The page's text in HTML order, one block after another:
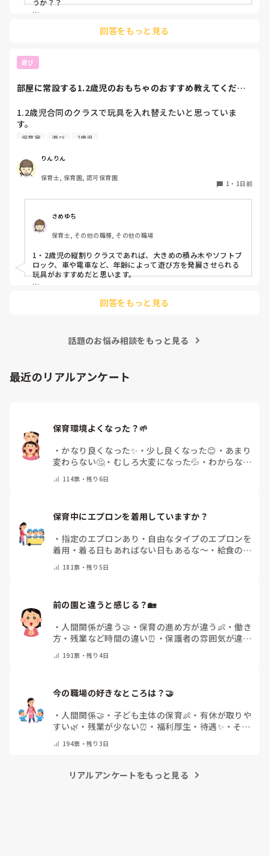
スタートしたら親子で一緒に進み、途中に置いてある好きな食
例えば「おにぎりを買って、おうちまで届けよう！」など、簡
す。
競技の途中にマットやフープを置いて、親子で手をつないで歩
いたり、くぐったりする簡単な動きを入れても楽しそうです。
して終わりにします。
2歳児はまだ勝ち負けを意識することよりも、保護者の方と一
緒に体を動かしたり、ゴールまで頑張った達成感を味わえるこ
とを大切にすると良いと思います。ルールもできるだけシンプ
ルにして、保護者の方が子どものペースに合わせて参加できる
回答をもっと見る
遊び
部屋に常設する1.2歳児のおもちゃのおすすめ教えてくださ
1.2歳児合同のクラスで玩具を入れ替えたいと思っていま
す。
この時期のおすすめがあれば教えてください！
ス屋さんを導入予定。
絵本、パズル、お人形、おんぶ紐や布団は用意し、デュプロ
ブロックからニューブロックに変更予定です😣
保育室 遊び 2歳児
りんりん
保育士, 保育園, 認可保育園
1 ・ 1日前
さめゆち
保育士, その他の職種, その他の職場
1・2歳児の縦割りクラスであれば、大きめの積み木やソフトブ
ロック、車や電車など、年齢によって遊び方を発展させられる
玩具がおすすめだと思います。
遊びを楽しみ、2歳児になると「家や道路を作る」など、イメ
て遊び方を変えられそうですね！
回答をもっと見る
話題のお悩み相談をもっと見る
最近のリアルアンケート
保育環境よくなった？🌱
・ かなり良くなった✨ ・少し良くなった😊 ・ あまり
変わらない🤔 ・ むしろ大変になった💦 ・ わからない
114票・残り6日
保育中にエプロンを着用していますか？
・ 指定のエプロンあり ・ 自由なタイプのエプロンを
着用 ・着る日もあればない日もあるな～ ・ 給食のと
で教えてください)
181票・残り5日
前の園と違うと感じる？🏡
・ 人間関係が違う🤝 ・ 保育の進め方が違う👶 ・働き
方・残業など時間の違い⏰ ・保護者の雰囲気が違う
で教えてください)
191票・残り4日
・ 人間関係🤝 ・ 子ども主体の保育👶 ・ 有休が取りや
すい🌿 ・ 残業が少ない⏰ ・ 福利厚生・待遇✨ ・ その
194票・残り3日
リアルアンケートをもっと見る